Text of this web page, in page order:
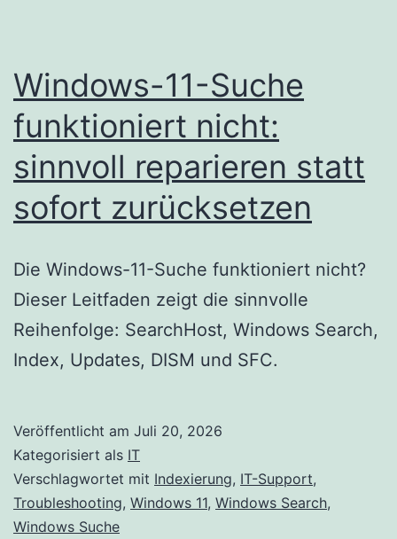
Windows-11-Suche
funktioniert nicht:
sinnvoll reparieren statt
sofort zurücksetzen
Die Windows-11-Suche funktioniert nicht?
Dieser Leitfaden zeigt die sinnvolle
Reihenfolge: SearchHost, Windows Search,
Index, Updates, DISM und SFC.
Veröffentlicht am Juli 20, 2026
Kategorisiert als IT
Verschlagwortet mit Indexierung, IT-Support,
Troubleshooting, Windows 11, Windows Search,
Windows Suche